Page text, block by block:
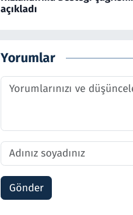
açıkladı
Yorumlar
Gönder